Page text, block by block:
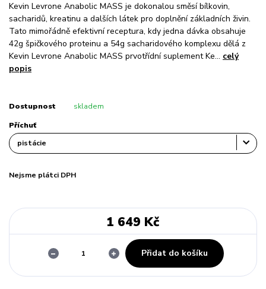
Kevin Levrone Anabolic MASS je dokonalou směsí bílkovin,
sacharidů, kreatinu a dalších látek pro doplnění základních živin.
Tato mimořádně efektivní receptura, kdy jedna dávka obsahuje
42g špičkového proteinu a 54g sacharidového komplexu dělá z
Kevin Levrone Anabolic MASS prvotřídní suplement Ke... celý
popis
Dostupnost skladem
Příchuť
Nejsme plátci DPH
1 649 Kč
Přidat do košíku